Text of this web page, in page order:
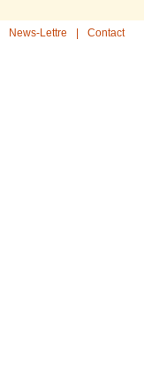
News-Lettre Contact